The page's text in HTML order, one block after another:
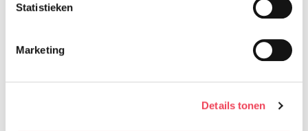
Statistieken
Marketing
Details tonen